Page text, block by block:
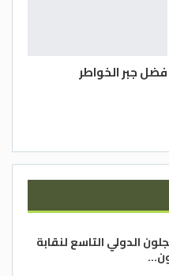
فضل جبر الخواطر
الدولي التاسع لنقابة